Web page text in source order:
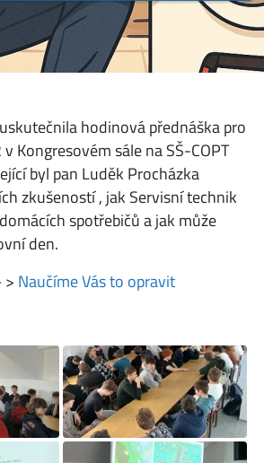
hodinová přednáška pro
Kongresovém sále na SŠ-COPT
byl pan Luděk Procházka
zkušeností , jak Servisní technik
spotřebičů a jak může
den.
> Naučíme Vás to opravit